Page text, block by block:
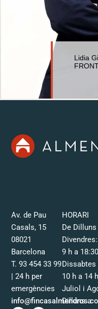
Lidia
Av. de Pau
Casals, 15
08021
Barcelona
T. 93 454 33 99
| 24 h per
emergències
HORARI
De Dilluns
9 h a
Dissabtes
10 h a 14 h
Juliol i
Dilluns a